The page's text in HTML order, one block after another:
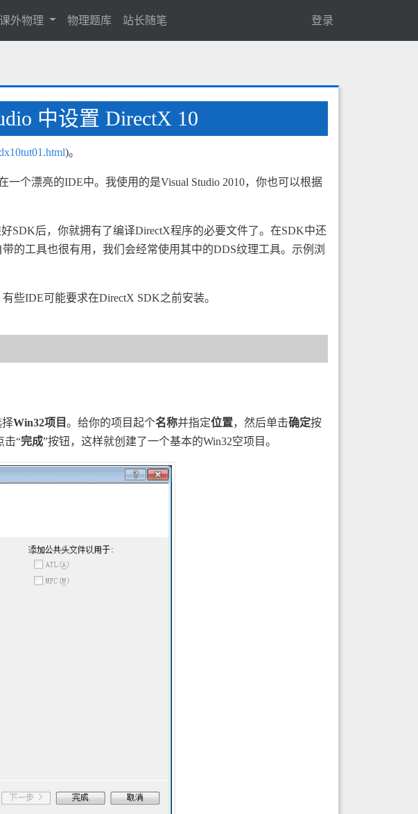
课外物理 物理题库 站长随笔 登录
中设置 DirectX 10
)。
个漂亮的IDE中。我使用的是Visual Studio 2010，你也可以根据
SDK后，你就拥有了编译DirectX程序的必要文件了。在SDK中还
的工具也很有用，我们会经常使用其中的DDS纹理工具。示例浏
些IDE可能要求在DirectX SDK之前安装。
择Win32项目。给你的项目起个名称并指定位置，然后单击确定按
击“完成”按钮，这样就创建了一个基本的Win32空项目。